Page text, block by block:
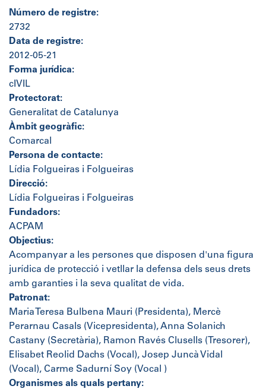
Número de registre:
2732
Data de registre:
2012-05-21
Forma jurídica:
cIVIL
Protectorat:
Generalitat de Catalunya
Àmbit geogràfic:
Comarcal
Persona de contacte:
Lídia Folgueiras i Folgueiras
Direcció:
Lídia Folgueiras i Folgueiras
Fundadors:
ACPAM
Objectius:
Acompanyar a les persones que disposen d'una figura
jurídica de protecció i vetllar la defensa dels seus drets
amb garanties i la seva qualitat de vida.
Patronat:
Maria Teresa Bulbena Mauri (Presidenta), Mercè
Perarnau Casals (Vicepresidenta), Anna Solanich
Castany (Secretària), Ramon Ravés Clusells (Tresorer),
Elisabet Reolid Dachs (Vocal), Josep Juncà Vidal
(Vocal), Carme Sadurní Soy (Vocal )
Organismes als quals pertany: